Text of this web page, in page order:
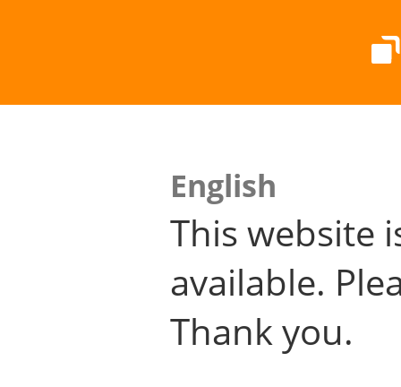
English
This website
available.
Thank you.